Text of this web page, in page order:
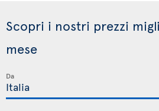
Scopri i nostri prezzi
mese
Da